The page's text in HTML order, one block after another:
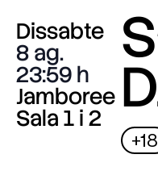
Dissabte
8 ag.
23:59
Jamboree
Sala 1 i 2
+18